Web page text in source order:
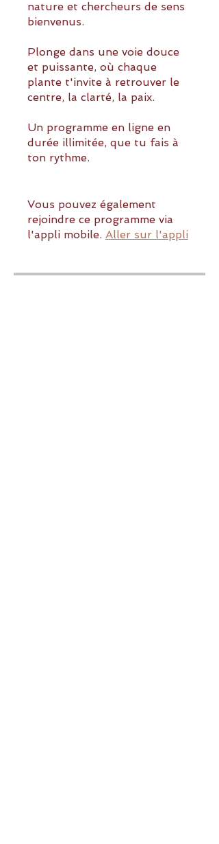
nature et chercheurs de sens
bienvenus.
Plonge dans une voie douce
et puissante, où chaque
plante t'invite à retrouver le
centre, la clarté, la paix.
Un programme en ligne en
durée illimitée, que tu fais à
ton rythme.
Vous pouvez également
rejoindre ce programme via
l'appli mobile. Aller sur l'appli